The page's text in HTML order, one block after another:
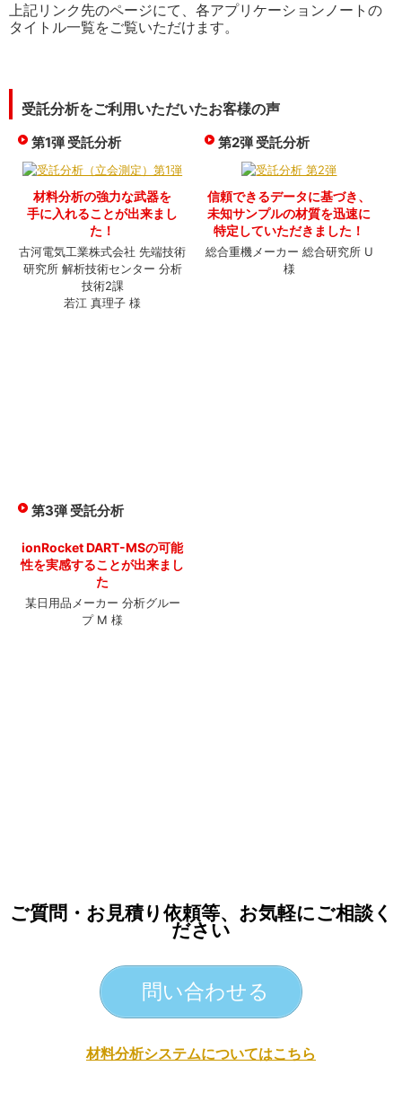
上記リンク先のページにて、各アプリケーションノートの
タイトル一覧をご覧いただけます。
受託分析をご利用いただいたお客様の声
第1弾 受託分析
材料分析の強力な武器を
手に入れることが出来まし
た！
古河電気工業株式会社 先端技術
研究所 解析技術センター 分析
技術2課
若江 真理子 様
第2弾 受託分析
信頼できるデータに基づき、
未知サンプルの材質を迅速に
特定していただきました！
総合重機メーカー 総合研究所 U
様
第3弾 受託分析
ionRocket DART-MSの可能
性を実感することが出来まし
た
某日用品メーカー 分析グルー
プ M 様
ご質問・お見積り依頼等、お気軽にご相談く
ださい
問い合わせる
材料分析システムについてはこちら